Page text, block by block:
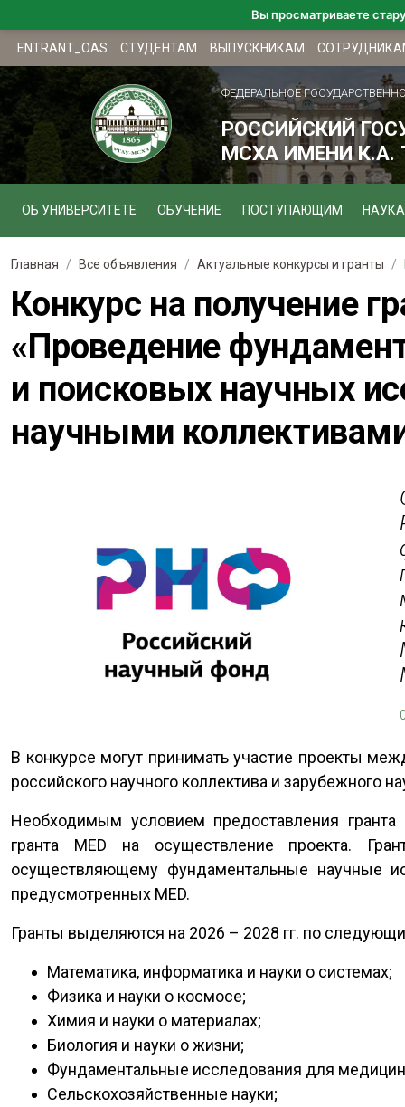
ENTRANT_OAS СТУДЕНТАМ ВЫПУСКНИКАМ
ФЕДЕРАЛЬНОЕ
РОССИЙСКИЙ
МСХА ИМЕНИ К.А.
ОБ УНИВЕРСИТЕТЕ ОБУЧЕНИЕ ПОСТУПАЮЩИМ
Главная Все объявления Актуальные конкурсы и гранты
Конкурс на получение
«Проведение
и поисковых научных
научными
В конкурсе могут принимать участие проекты
российского научного коллектива и зарубежного
Необходимым условием предоставления
гранта MED на осуществление проекта.
осуществляющему фундаментальные научные
предусмотренных MED.
Гранты выделяются на 2026 – 2028 гг. по
Математика, информатика и науки о системах;
Физика и науки о космосе;
Химия и науки о материалах;
Биология и науки о жизни;
Фундаментальные исследования для
Сельскохозяйственные науки;
Вы просматриваете